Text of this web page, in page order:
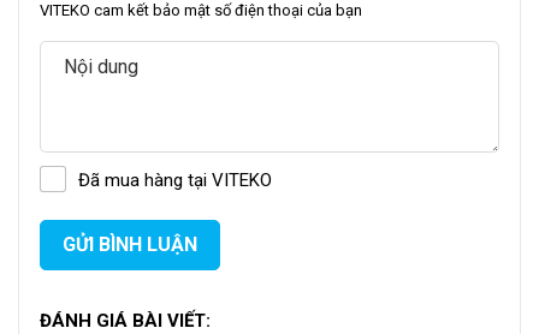
VITEKO cam kết bảo mật số điện thoại của bạn
Đã mua hàng tại VITEKO
GỬI BÌNH LUẬN
ĐÁNH GIÁ BÀI VIẾT: